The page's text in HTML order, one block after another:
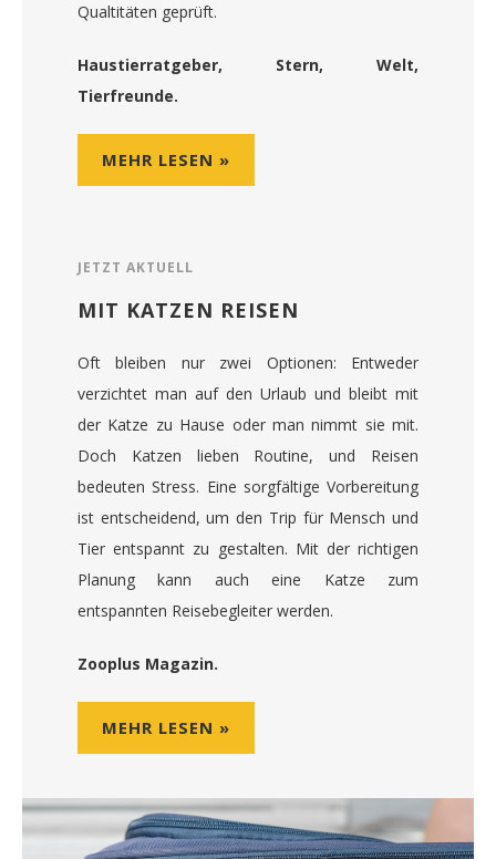
Qualtitäten geprüft.
Haustierratgeber, Stern, Welt,
Tierfreunde.
MEHR LESEN »
JETZT AKTUELL
MIT KATZEN REISEN
Oft bleiben nur zwei Optionen: Entweder
verzichtet man auf den Urlaub und bleibt mit
der Katze zu Hause oder man nimmt sie mit.
Doch Katzen lieben Routine, und Reisen
bedeuten Stress. Eine sorgfältige Vorbereitung
ist entscheidend, um den Trip für Mensch und
Tier entspannt zu gestalten. Mit der richtigen
Planung kann auch eine Katze zum
entspannten Reisebegleiter werden.
Zooplus Magazin.
MEHR LESEN »